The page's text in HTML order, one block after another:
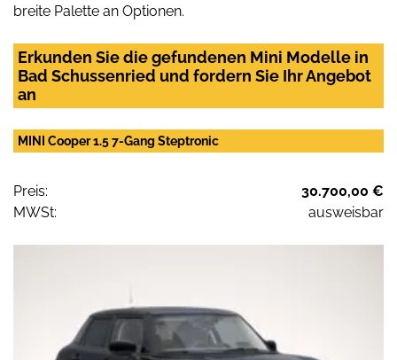
breite Palette an Optionen.
Erkunden Sie die gefundenen Mini Modelle in
Bad Schussenried und fordern Sie Ihr Angebot
an
MINI Cooper 1.5 7-Gang Steptronic
Preis:
30.700,00 €
MWSt:
ausweisbar